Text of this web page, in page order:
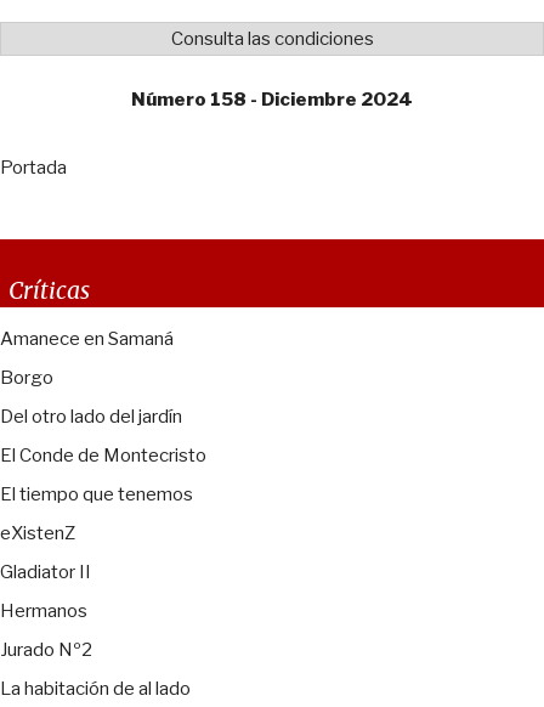
Consulta las condiciones
Número 158 - Diciembre 2024
Portada
Críticas
Amanece en Samaná
Borgo
Del otro lado del jardín
El Conde de Montecristo
El tiempo que tenemos
eXistenZ
Gladiator II
Hermanos
Jurado Nº2
La habitación de al lado